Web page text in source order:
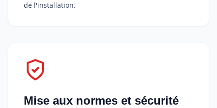
de l'installation.
Mise aux normes et sécurité